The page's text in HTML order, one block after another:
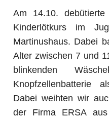
Am 14.10.
Kinderlötkurs im
Martinushaus. Dabei
Alter zwischen 7 und
blinkenden
Knopfzellenbatterie
Dabei weihten wir
der Firma ERSA aus